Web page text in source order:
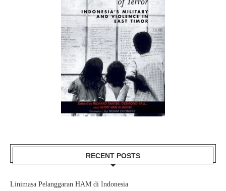
RECENT POSTS
Linimasa Pelanggaran HAM di Indonesia